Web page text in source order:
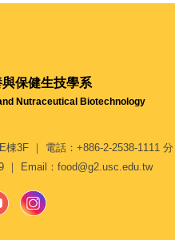
保健生技學系
Nutraceutical Biotechnology
3F ｜ 電話：+886-2-2538-1111 分
｜ Email：food@g2.usc.edu.tw